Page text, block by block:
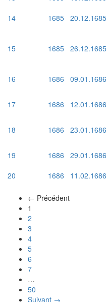
14
1685 20.12.1685
15 1685 26.12.1685
16 1686 09.01.1686
17 1686 12.01.1686
18 1686 23.01.1686
19 1686 29.01.1686
20
1686 11.02.1686
← Précédent
1
2
3
4
5
6
7
…
50
Suivant →